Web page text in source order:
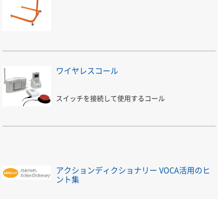
ワイヤレスコール
スイッチを接続して使用するコール
アクションディクショナリー VOCA活用のヒ
ント集